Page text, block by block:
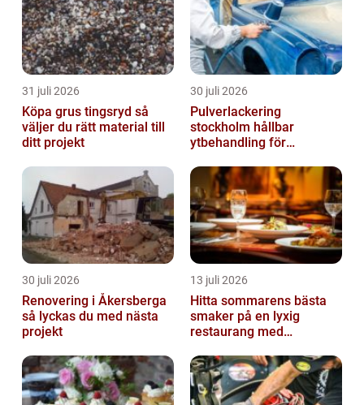
31 juli 2026
Köpa grus tingsryd så
väljer du rätt material till
ditt projekt
30 juli 2026
Pulverlackering
stockholm hållbar
ytbehandling för
30 juli 2026
Renovering i Åkersberga
så lyckas du med nästa
projekt
13 juli 2026
Hitta sommarens bästa
smaker på en lyxig
restaurang med
Östermalm